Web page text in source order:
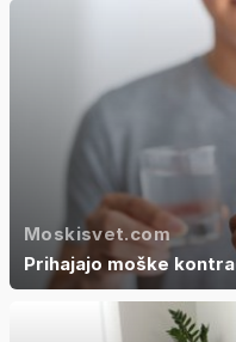
Moskisvet.com
Prihajajo moške